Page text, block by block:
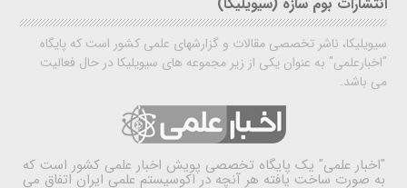
سیویلیکا، ناشر تخصصی مقالات و گزارشهای علمی کشور است که پایگاه
"اخبارعلمی" به عنوان یکی از زیر مجموعه های سیویلیکا در حال فعالیت
می باشد.
"اخبار علمی" یک پایگاه تخصصی پویش اخبار علمی کشور است که
به صورت ساخت یافته هر آنچه در اکوسیستم علمی ایران اتفاق می